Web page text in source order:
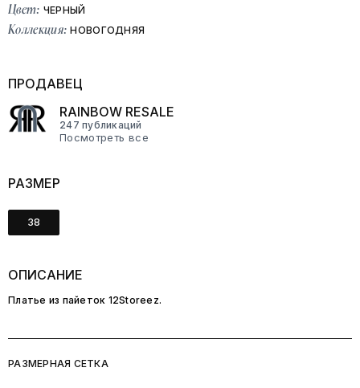
Цвет: ЧЕРНЫЙ
Коллекция: НОВОГОДНЯЯ
ПРОДАВЕЦ
RAINBOW RESALE
247 публикаций
Посмотреть все
РАЗМЕР
38
ОПИСАНИЕ
Платье из пайеток 12Storeez.
РАЗМЕРНАЯ СЕТКА